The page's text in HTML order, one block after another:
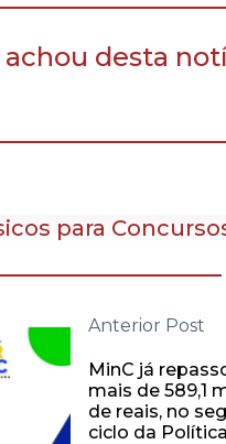
achou desta
para
Anterior Post
MinC já
mais de 589,1
de reais, no
ciclo da Política